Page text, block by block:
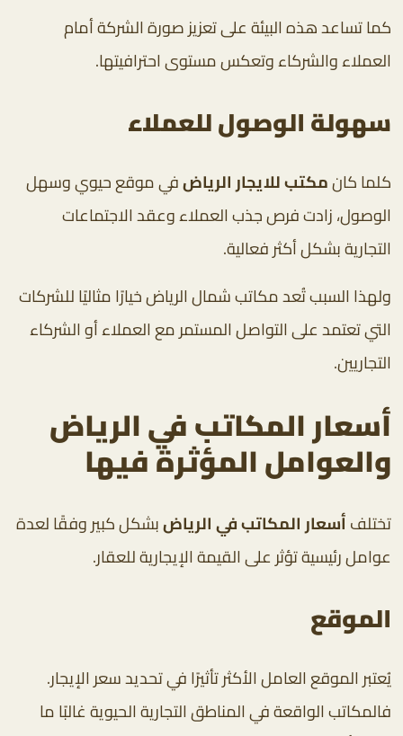
كما تساعد هذه البيئة على تعزيز صورة الشركة أمام
العملاء والشركاء وتعكس مستوى احترافيتها.
سهولة الوصول للعملاء
كلما كانمكتب للايجار الرياضفي موقع حيوي وسهل
الوصول، زادت فرص جذب العملاء وعقد الاجتماعات
التجارية بشكل أكثر فعالية.
ولهذا السبب تُعد مكاتب شمال الرياض خيارًا مثاليًا للشركات
التي تعتمد على التواصل المستمر مع العملاء أو الشركاء
التجاريين.
أسعار المكاتب في الرياض
والعوامل المؤثرة فيها
تختلفأسعار المكاتب في الرياضبشكل كبير وفقًا لعدة
عوامل رئيسية تؤثر على القيمة الإيجارية للعقار.
الموقع
يُعتبر الموقع العامل الأكثر تأثيرًا في تحديد سعر الإيجار.
فالمكاتب الواقعة في المناطق التجارية الحيوية غالبًا ما